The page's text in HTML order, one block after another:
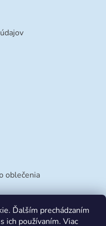
Ďalším prechádzaním
ich používaním. Viac
oblečenia